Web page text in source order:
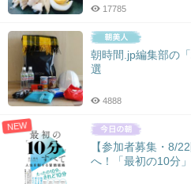
17785
朝時間.jp編集部の
選
4888
NEW
【参加者募集・8/
へ！「最初の10分」